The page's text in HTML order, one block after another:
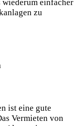
wiederum einfacher
zu
ist eine gute
Vermieten von